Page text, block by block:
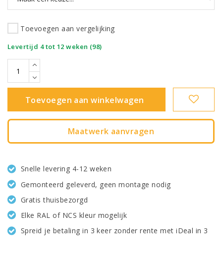
Toevoegen aan vergelijking
Levertijd 4 tot 12 weken (98)
Toevoegen aan winkelwagen
Maatwerk aanvragen
Snelle levering 4-12 weken
Gemonteerd geleverd, geen montage nodig
Gratis thuisbezorgd
Elke RAL of NCS kleur mogelijk
Spreid je betaling in 3 keer zonder rente met iDeal in 3